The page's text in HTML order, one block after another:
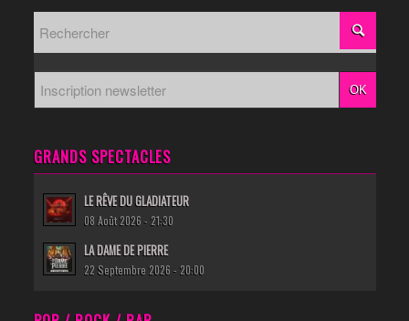
GRANDS SPECTACLES
LE RÊVE DU GLADIATEUR
08 Août 2026 - 21:30
LA DAME DE PIERRE
22 Septembre 2026 - 20:00